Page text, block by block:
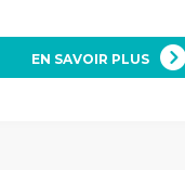
EN SAVOIR PLUS